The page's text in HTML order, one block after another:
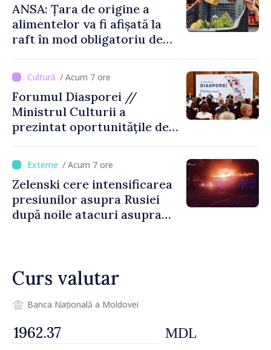
ANSA: Țara de origine a
alimentelor va fi afișată la
raft în mod obligatoriu de
riscă amenzi de zeci de mii
de lei de lei/ Acum 7 ore
Forumul Diasporei //
Ministrul Culturii a
prezintat oportunitățile de
culturale și mobilitatea
artiștilor/ Acum 7 ore
Zelenski cere intensificarea
presiunilor asupra Rusiei
după noile atacuri asupra
Curs valutar
Banca Națională a Moldovei
MDL